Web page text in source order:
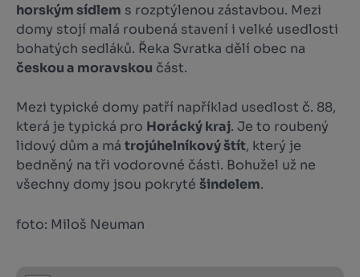
horským sídlem s rozptýlenou zástavbou. Mezi
domy stojí malá roubená stavení i velké usedlosti
bohatých sedláků. Řeka Svratka dělí obec na
českou a moravskou část.
Mezi typické domy patří například usedlost č. 88,
která je typická pro Horácký kraj. Je to roubený
lidový dům a má trojúhelníkový štít, který je
bedněný na tři vodorovné části. Bohužel už ne
všechny domy jsou pokryté šindelem.
foto: Miloš Neuman